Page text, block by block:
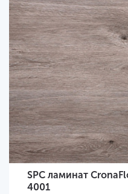
SPC ламинат
4001